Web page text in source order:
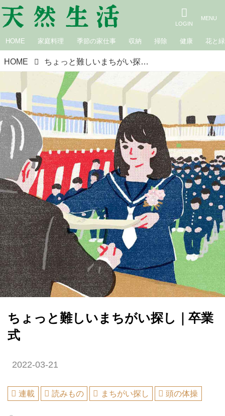
HOME 家庭料理 季節の家仕事 収納 掃除 健康 花と緑
HOME ちょっと難しいまちがい探し｜卒業式
ちょっと難しいまちがい探し｜卒業
式
2022-03-21
連載 読みもの まちがい探し 頭の体操